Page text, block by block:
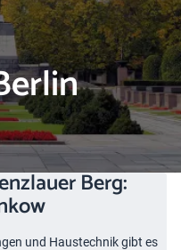
Berg:
und Haustechnik gibt es